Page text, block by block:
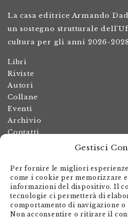
Gestisci
Per fornire le migliori
come i cookie per memorizzare
informazioni del dispositivo. Il
tecnologie ci permetterà di
comportamento di navigazione
Non acconsentire o ritirare il
La casa editrice Armando
un sostegno strutturale
cultura per gli anni 2026-
Libri
Riviste
Autori
Collane
Eventi
Archivio
Contatti
Termini e condizioni
Spese di spedizione
Politica dei resi
Informativa sulla privacy
Il mio account
Carrello